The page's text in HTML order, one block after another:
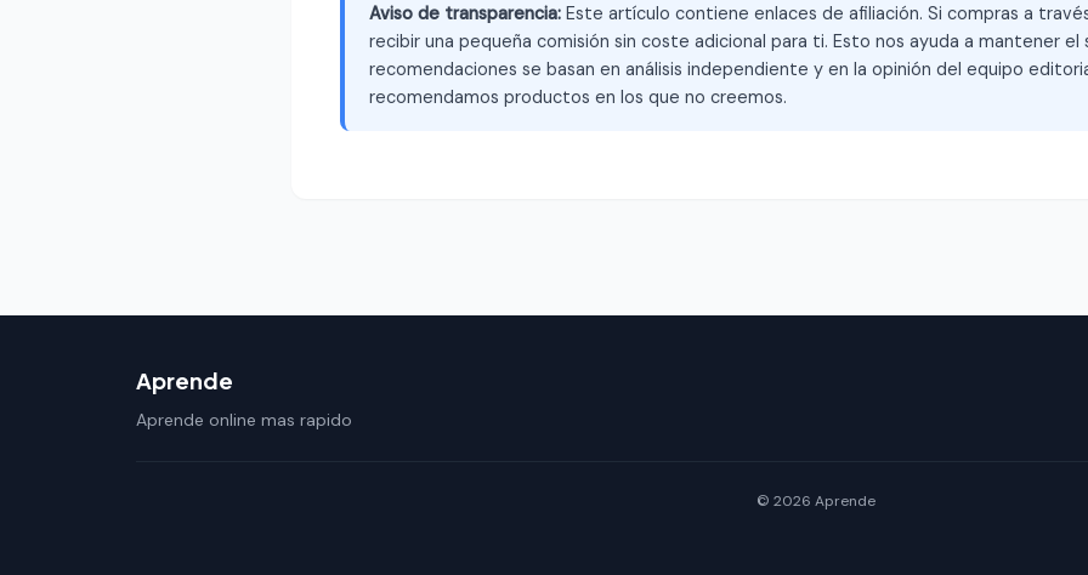
Aviso de transparencia: Este artículo contiene enlaces de afiliación. Si compras a
recibir una pequeña comisión sin coste adicional para ti. Esto nos ayuda a mantener el
recomendaciones se basan en análisis independiente y en la opinión del equipo
recomendamos productos en los que no creemos.
Aprende
Aprende online mas rapido
© 2026 Aprende